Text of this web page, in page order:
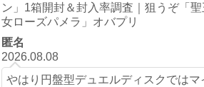
ン」1箱開封＆封入率調査｜狙うぞ「聖
女ローズパメラ」オバプリ
匿名
2026.08.08
やはり円盤型デュエルディスクではマ